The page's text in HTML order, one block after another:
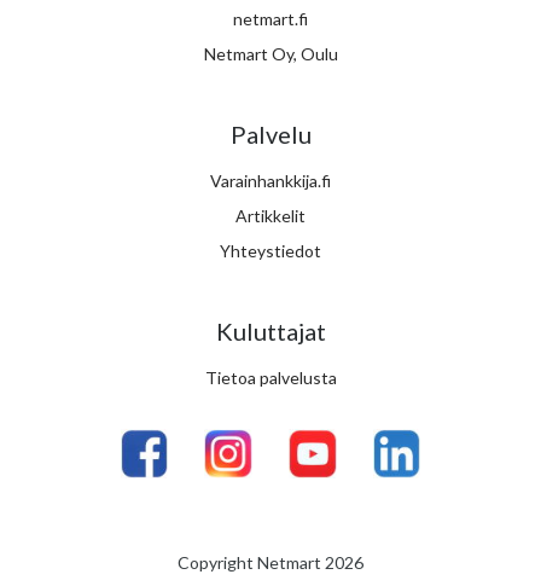
netmart.fi
Netmart Oy, Oulu
Palvelu
Varainhankkija.fi
Artikkelit
Yhteystiedot
Kuluttajat
Tietoa palvelusta
Copyright Netmart 2026